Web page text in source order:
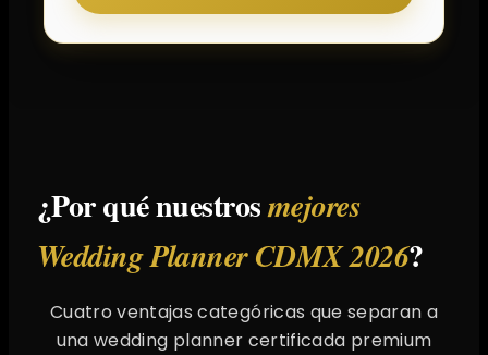
¿Por qué nuestrosmejores
Wedding Planner CDMX 2026?
Cuatro ventajas categóricas que separan a
una wedding planner certificada premium